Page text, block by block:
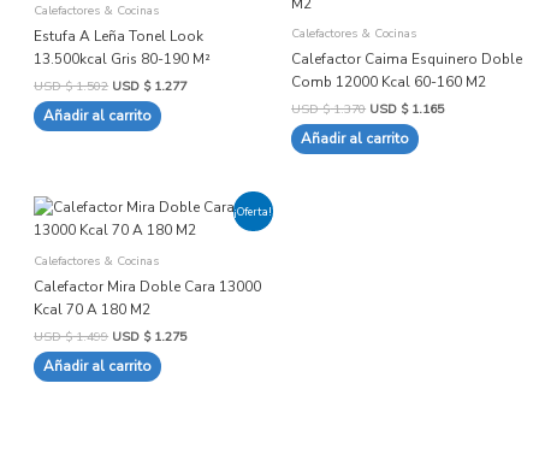
Calefactores & Cocinas
Estufa A Leña Tonel Look
13.500kcal Gris 80-190 M²
USD $1.502
USD
$ 1.502.
USD $1.277
$ 1.277.
Añadir al carrito
Calefactores & Cocinas
Calefactor Caima Esquinero Doble
Comb 12000 Kcal 60-160 M2
USD $1.370
$ 1.370.
USD $1.165
Añadir al carrito
¡Oferta!
Calefactores & Cocinas
Calefactor Mira Doble Cara 13000
Kcal 70 A 180 M2
USD $1.499
El
original
USD
$ 1.499.
USD $1.275
El
actual
$ 1.275.
Añadir al carrito